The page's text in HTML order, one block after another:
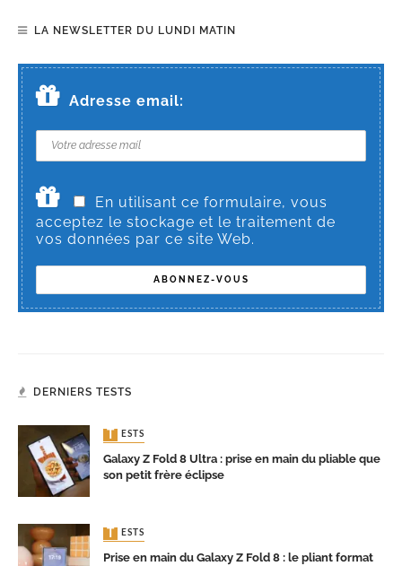
LA NEWSLETTER DU LUNDI MATIN
Adresse email:
En utilisant ce formulaire, vous
acceptez le stockage et le traitement de
vos données par ce site Web.
DERNIERS TESTS
TESTS
Galaxy Z Fold 8 Ultra : prise en main du pliable que
son petit frère éclipse
TESTS
Prise en main du Galaxy Z Fold 8 : le pliant format